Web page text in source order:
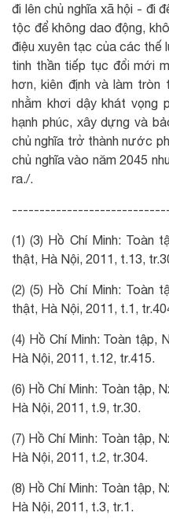
đi lên chủ nghĩa xã hội - đi
tộc để không dao động,
điệu xuyên tạc của các thế
tinh thần tiếp tục đổi mới
hơn, kiên định và làm tròn
nhằm khơi dậy khát vọng
hạnh phúc, xây dựng và
chủ nghĩa trở thành nước
chủ nghĩa vào năm 2045
ra./.
(1) (3) Hồ Chí Minh: Toàn
thật, Hà Nội, 2011, t.13,
(2) (5) Hồ Chí Minh: Toàn
thật, Hà Nội, 2011, t.1,
(4) Hồ Chí Minh: Toàn tập,
Hà Nội, 2011, t.12, tr.415.
(6) Hồ Chí Minh: Toàn tập,
Hà Nội, 2011, t.9, tr.30.
(7) Hồ Chí Minh: Toàn tập,
Hà Nội, 2011, t.2, tr.304.
(8) Hồ Chí Minh: Toàn tập,
Hà Nội, 2011, t.3, tr.1.